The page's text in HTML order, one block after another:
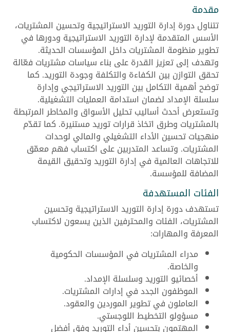
مقدمة
تتناول دورة إدارة التوريد الاستراتيجية وتحسين المشتريات،
الأسس المتقدمة لإدارة التوريد الاستراتيجية ودورها في
تطوير منظومة المشتريات داخل المؤسسات الحديثة.
وتهدف إلى تعزيز القدرة على بناء سياسات مشتريات فعّالة
تحقق التوازن بين الكفاءة والتكلفة وجودة التوريد. كما
توضح أهمية التكامل بين التوريد الاستراتيجي وإدارة
سلسلة الإمداد لضمان استدامة العمليات التشغيلية.
وتستعرض أحدث أساليب تحليل الأسواق والمخاطر المرتبطة
بالمشتريات وطرق اتخاذ قرارات توريد مستنيرة. كما تقدّم
منهجيات تحسين الأداء التشغيلي والمالي لوحدات
المشتريات. وتساعد المتدربين على اكتساب فهم معمّق
للاتجاهات العالمية في إدارة التوريد وتحقيق القيمة
المضافة للمؤسسة.
الفئات المستهدفة
تستهدف دورة إدارة التوريد الاستراتيجية وتحسين
المشتريات، الفئات والمحترفين الذين يسعون لاكتساب
المعرفة والمهارات:
مدراء المشتريات في المؤسسات الحكومية
والخاصة.
أخصائيو التوريد وسلسلة الإمداد.
الموظفون الجدد في إدارات المشتريات.
العاملون في تطوير الموردين والعقود.
مسؤولو التخطيط اللوجستي.
المهتمون بتحسين أداء التوريد وفق أفضل